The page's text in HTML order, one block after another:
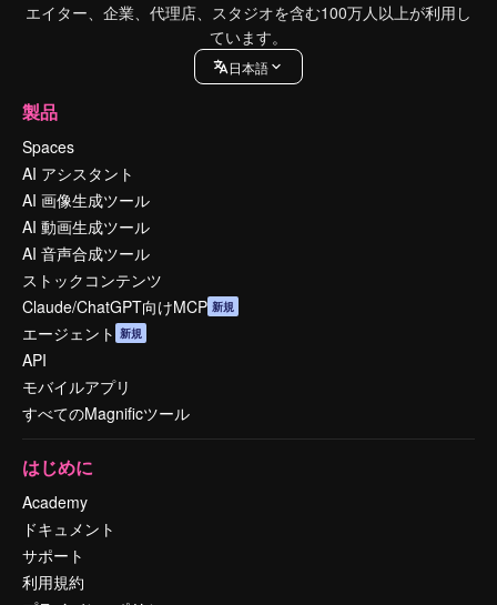
エイター、企業、代理店、スタジオを含む100万人以上が利用し
ています。
日本語
製品
Spaces
AI アシスタント
AI 画像生成ツール
AI 動画生成ツール
AI 音声合成ツール
ストックコンテンツ
Claude/ChatGPT向けMCP 新規
エージェント 新規
API
モバイルアプリ
すべてのMagnificツール
はじめに
Academy
ドキュメント
サポート
利用規約